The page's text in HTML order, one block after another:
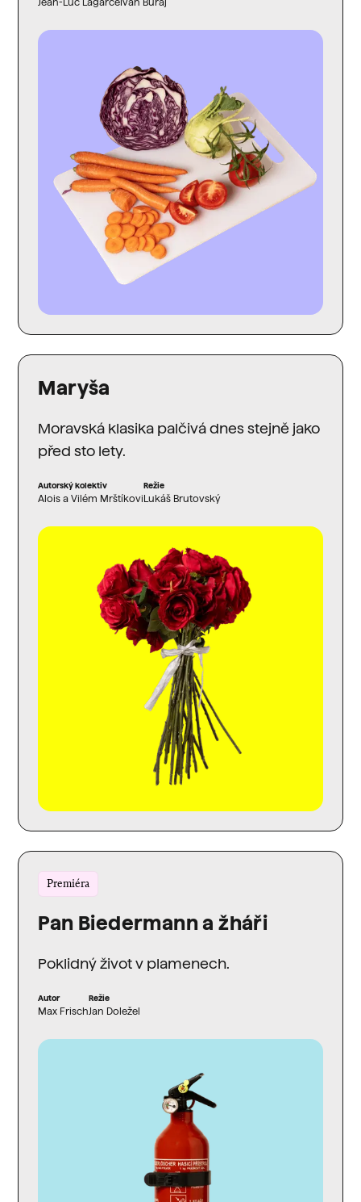
Jean-Luc Lagarce Ivan Buraj
Maryša
Moravská klasika palčivá dnes stejně jako
před sto lety.
Autorský kolektiv
Alois a Vilém Mrštíkovi
Režie
Lukáš Brutovský
Premiéra
Pan Biedermann a žháři
Poklidný život v plamenech.
Autor
Max Frisch
Režie
Jan Doležel